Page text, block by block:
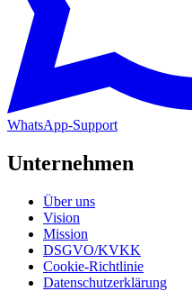
WhatsApp-Support
Unternehmen
Über uns
Vision
Mission
DSGVO/KVKK
Cookie-Richtlinie
Datenschutzerklärung